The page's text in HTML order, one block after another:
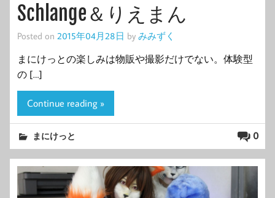
Schlange＆りえまん
Posted on 2015年04月28日 by みみずく
まにけっとの楽しみは物販や撮影だけでない。体験型
の […]
Continue reading »
0
まにけっと